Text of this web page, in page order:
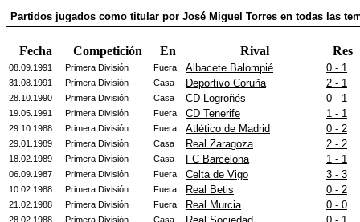
Partidos jugados como titular por José Miguel Torres en todas las
Fecha Competición En Rival Res
08.09.1991 Primera División Fuera Albacete Balompié 0 - 1
31.08.1991 Primera División Casa Deportivo Coruña 2 - 1
28.10.1990 Primera División Casa CD Logroñés 0 - 1
19.05.1991 Primera División Fuera CD Tenerife 1 - 1
29.10.1988 Primera División Fuera Atlético de Madrid 0 - 2
29.01.1989 Primera División Casa Real Zaragoza 2 - 2
18.02.1989 Primera División Casa FC Barcelona 1 - 1
06.09.1987 Primera División Fuera Celta de Vigo 3 - 3
10.02.1988 Primera División Fuera Real Betis 0 - 2
21.02.1988 Primera División Fuera Real Murcia 0 - 0
28.02.1988 Primera División Casa